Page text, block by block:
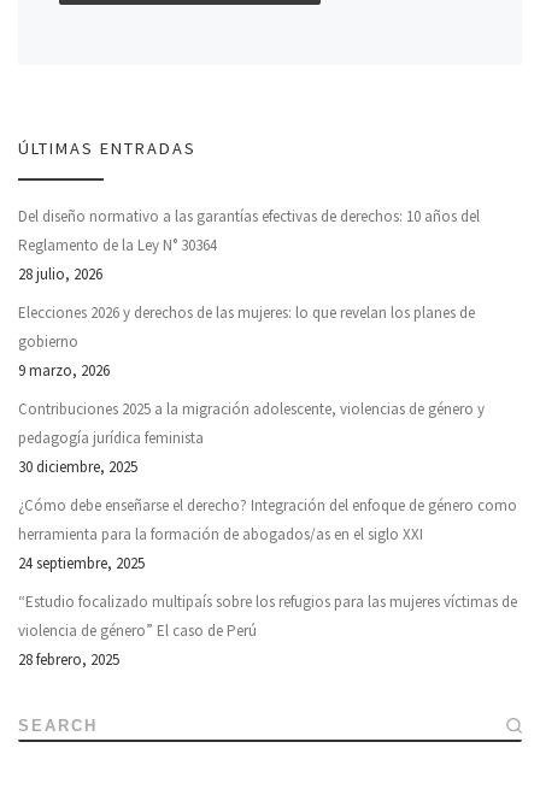
ÚLTIMAS ENTRADAS
Del diseño normativo a las garantías efectivas de derechos: 10 años del
Reglamento de la Ley N° 30364
28 julio, 2026
Elecciones 2026 y derechos de las mujeres: lo que revelan los planes de
gobierno
9 marzo, 2026
Contribuciones 2025 a la migración adolescente, violencias de género y
pedagogía jurídica feminista
30 diciembre, 2025
¿Cómo debe enseñarse el derecho? Integración del enfoque de género como
herramienta para la formación de abogados/as en el siglo XXI
24 septiembre, 2025
“Estudio focalizado multipaís sobre los refugios para las mujeres víctimas de
violencia de género” El caso de Perú
28 febrero, 2025
SEARCH